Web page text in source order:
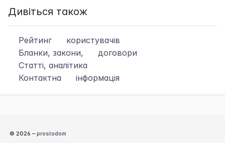
Дивіться також
Рейтинг
користувачів
Бланки, закони,
договори
Статті, аналітика
Контактна
інформація
© 2026 – prostodom